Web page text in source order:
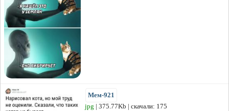
Мем-921
jpg | 375.77Kb | скачали: 175